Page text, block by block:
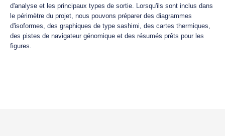
d'analyse et les principaux types de sortie. Lorsqu'ils sont inclus dans
le périmètre du projet, nous pouvons préparer des diagrammes
d'isoformes, des graphiques de type sashimi, des cartes thermiques,
des pistes de navigateur génomique et des résumés prêts pour les
figures.